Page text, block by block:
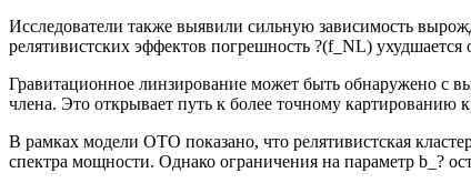
Исследователи также выявили сильную зависимость
релятивистских эффектов погрешность ?(f_NL)
Гравитационное линзирование может быть обнаружено с
члена. Это открывает путь к более точному
В рамках модели ОТО показано, что релятивистская
спектра мощности. Однако ограничения на параметр b_?